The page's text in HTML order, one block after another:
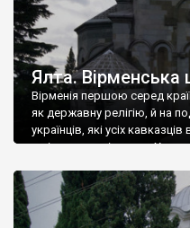
Ялта. Вірменська
Вірменія першою серед
як державну релігію, й на
українців, які усіх
є відданими вірянами